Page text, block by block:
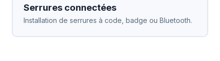
Serrures connectées
Installation de serrures à code, badge ou Bluetooth.